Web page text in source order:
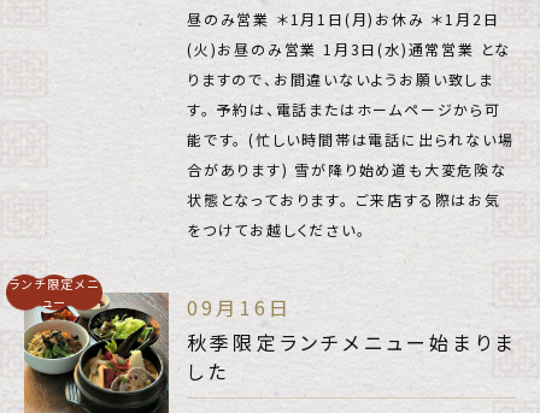
昼のみ営業 ＊1月1日(月)お休み ＊1月2日
(火)お昼のみ営業 1月3日(水)通常営業 とな
りますので、お間違いないようお願い致しま
す。 予約は、電話またはホームページから可
能です。 (忙しい時間帯は電話に出られない場
合があります) 雪が降り始め道も大変危険な
状態となっております。 ご来店する際はお気
をつけてお越しください。
ランチ限定メニ
ュー
09月16日
秋季限定ランチメニュー始まりま
した